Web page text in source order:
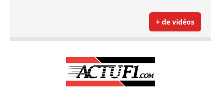
+ de vidéos